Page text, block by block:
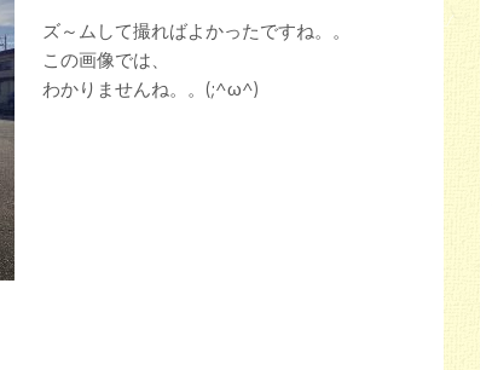
ズ～ムして撮ればよかったですね。。
この画像では、
わかりませんね。。(;^ω^)